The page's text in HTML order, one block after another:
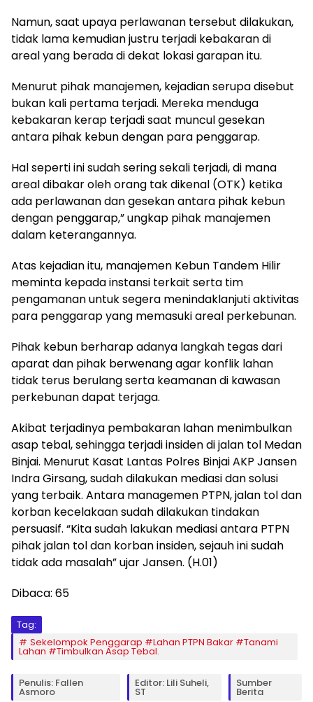
Namun, saat upaya perlawanan tersebut dilakukan,
tidak lama kemudian justru terjadi kebakaran di
areal yang berada di dekat lokasi garapan itu.
Menurut pihak manajemen, kejadian serupa disebut
bukan kali pertama terjadi. Mereka menduga
kebakaran kerap terjadi saat muncul gesekan
antara pihak kebun dengan para penggarap.
Hal seperti ini sudah sering sekali terjadi, di mana
areal dibakar oleh orang tak dikenal (OTK) ketika
ada perlawanan dan gesekan antara pihak kebun
dengan penggarap,” ungkap pihak manajemen
dalam keterangannya.
Atas kejadian itu, manajemen Kebun Tandem Hilir
meminta kepada instansi terkait serta tim
pengamanan untuk segera menindaklanjuti aktivitas
para penggarap yang memasuki areal perkebunan.
Pihak kebun berharap adanya langkah tegas dari
aparat dan pihak berwenang agar konflik lahan
tidak terus berulang serta keamanan di kawasan
perkebunan dapat terjaga.
Akibat terjadinya pembakaran lahan menimbulkan
asap tebal, sehingga terjadi insiden di jalan tol Medan
Binjai. Menurut Kasat Lantas Polres Binjai AKP Jansen
Indra Girsang, sudah dilakukan mediasi dan solusi
yang terbaik. Antara managemen PTPN, jalan tol dan
korban kecelakaan sudah dilakukan tindakan
persuasif. “Kita sudah lakukan mediasi antara PTPN
pihak jalan tol dan korban insiden, sejauh ini sudah
tidak ada masalah” ujar Jansen. (H.01)
Dibaca: 65
Tag:
Sekelompok Penggarap #Lahan PTPN Bakar #Tanami
Lahan #Timbulkan Asap Tebal.
Penulis: Fallen
Asmoro
Editor: Lili Suheli,
ST
Sumber
Berita